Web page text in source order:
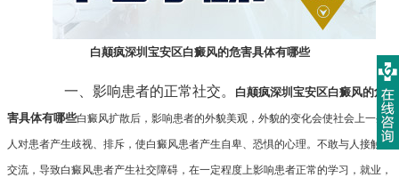
白颠疯深圳宝安区白癜风的危害具体有哪些
一、影响患者的正常社交。
白颠疯深圳宝安区白癜风的危
害具体有哪些白癜风扩散后，影响患者的外貌美观，外貌的变化会使社会上一些
人对患者产生歧视、排斥，使白癜风患者产生自卑、恐惧的心理。不敢与人接触，
交流，导致白癜风患者产生社交障碍，在一定程度上影响患者正常的学习，就业，